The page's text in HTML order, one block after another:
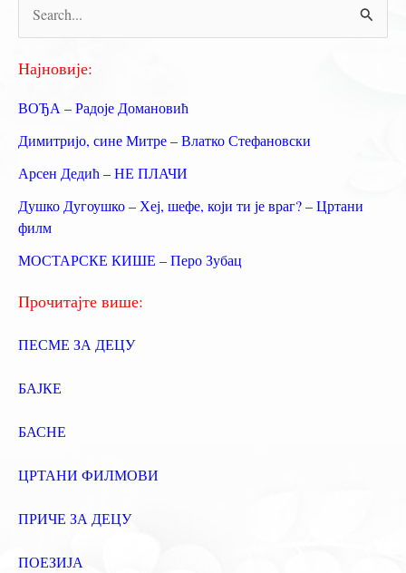
е
р
а
г
а
з
а
:
Најновије:
ВОЂА – Радоје Домановић
Димитријо, сине Митре – Влатко Стефановски
Арсен Дедић – НЕ ПЛАЧИ
Душко Дугоушко – Хеј, шефе, који ти је враг? – Цртани
филм
МОСТАРСКЕ КИШЕ – Перо Зубац
Прочитајте више:
ПЕСМЕ ЗА ДЕЦУ
БАЈКЕ
БАСНЕ
ЦРТАНИ ФИЛМОВИ
ПРИЧЕ ЗА ДЕЦУ
ПОЕЗИЈА